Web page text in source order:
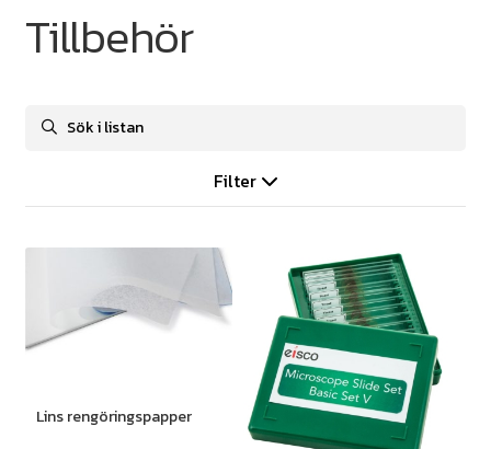
Tillbehör
Filter
Lins rengöringspapper